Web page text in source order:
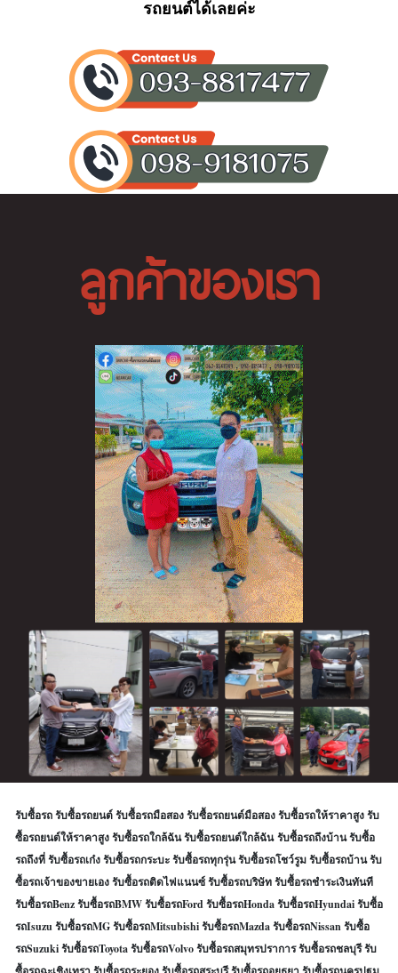
รถยนต์ได้เลยค่ะ
ลูกค้าของเรา
รับซื้อรถ รับซื้อรถยนต์ รับซื้อรถมือสอง รับซื้อรถยนต์มือสอง รับซื้อรถให้ราคาสูง รับ
ซื้อรถยนต์ให้ราคาสูง รับซื้อรถใกล้ฉัน รับซื้อรถยนต์ใกล้ฉัน รับซื้อรถถึงบ้าน รับซื้อ
รถถึงที่ รับซื้อรถเก๋ง รับซื้อรถกระบะ รับซื้อรถทุกรุ่น รับซื้อรถโชว์รูม รับซื้อรถบ้าน รับ
ซื้อรถเจ้าของขายเอง รับซื้อรถติดไฟแนนซ์ รับซื้อรถบริษัท รับซื้อรถชำระเงินทันที
รับซื้อรถBenz รับซื้อรถBMW รับซื้อรถFord รับซื้อรถHonda รับซื้อรถHyundai รับซื้อ
รถIsuzu รับซื้อรถMG รับซื้อรถMitsubishi รับซื้อรถMazda รับซื้อรถNissan รับซื้อ
รถSuzuki รับซื้อรถToyota รับซื้อรถVolvo รับซื้อรถสมุทรปราการ รับซื้อรถชลบุรี รับ